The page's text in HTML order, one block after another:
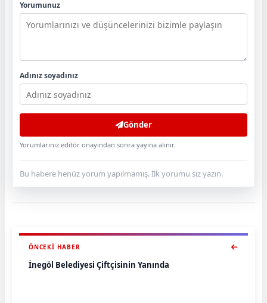
Yorumunuz
Adınız soyadınız
Gönder
Yorumlarınız editör onayından sonra yayına alınır.
Bu habere henüz yorum yapılmamış. İlk yorumu siz yazın.
ÖNCEKI HABER
İnegöl Belediyesi Çiftçisinin Yanında